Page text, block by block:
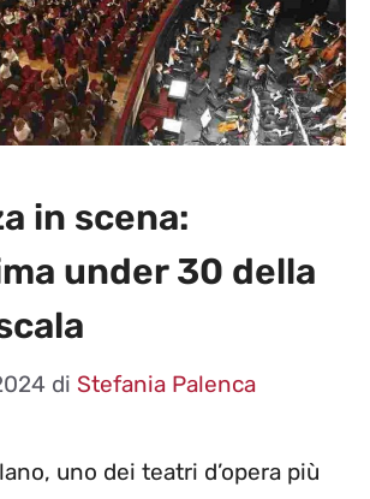
in scena:
under 30 della
di Stefania Palenca
uno dei teatri d’opera più